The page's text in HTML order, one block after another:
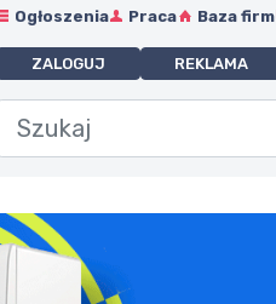
Ogłoszenia Praca Baza firm
ZALOGUJ REKLAMA